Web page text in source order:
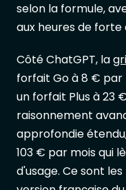
selon la formule,
aux heures de forte
Côté ChatGPT, la
forfait Go à 8 € par
un forfait Plus à 23
raisonnement
approfondie
103 € par mois qui
d'usage. Ce sont